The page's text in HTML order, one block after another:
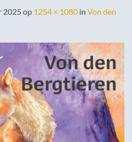
2025 op 1254 × 1080 in Von den